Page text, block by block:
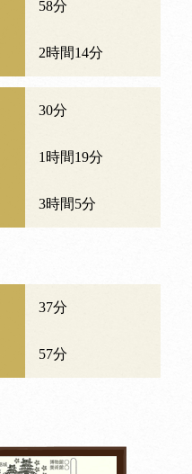
58分
2時間14分
30分
1時間19分
3時間5分
37分
57分